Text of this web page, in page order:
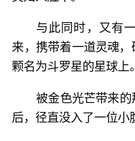
与此同时，又有
来，携带着一道灵魂
颗名为斗罗星的星球上。
被金色光芒带来
后，径直没入了一位小